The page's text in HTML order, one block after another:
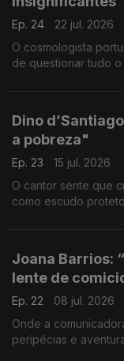
Ep. 24
22 jul. 2026
O cosmologista
de questionar tudo o
Dino
a pobreza"
Ep. 23
15 jul. 2026
O cantor sente que
como escudo
Joana Barrios:
lente de
Ep. 22
08 jul. 2026
Onde a
peripécias e